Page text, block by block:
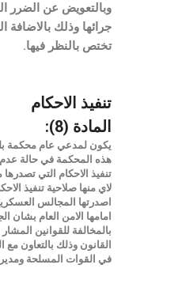
وبالتعويض عن الضرر
جرائها وذلك بالاضافة
تختص بالنظر فيها.
تنفيذ الاحكام
المادة (8):
يكون لمدعي عام محكمة
هذه المحكمة في حالة
تنفيذ الاحكام التي
لاي منها صلاحية تنفيذ
اصدرتها المجالس
امامها الامن العام بشان
القانون وذلك بالتعاون
في القوات المسلحة